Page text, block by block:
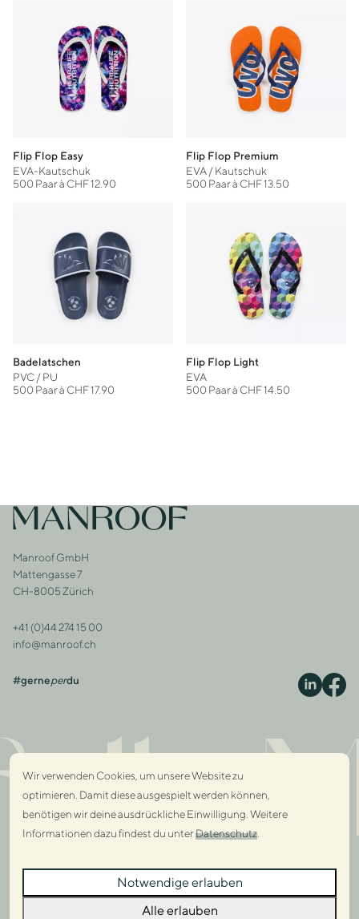
Flip Flop Easy
EVA-Kautschuk
500 Paar à CHF 12.90
Flip Flop Premium
EVA / Kautschuk
500 Paar à CHF 13.50
Badelatschen
PVC / PU
500 Paar à CHF 17.90
Flip Flop Light
EVA
500 Paar à CHF 14.50
Footer
Zur Startseite
Adresse
Manroof GmbH
Mattengasse 7
CH-8005 Zürich
Kontakt
+41 (0)44 274 15 00
info@manroof.ch
#gerneperdu
Wir verwenden Cookies, um unsere Website zu
optimieren. Damit diese ausgespielt werden können,
benötigen wir deine ausdrückliche Einwilligung. Weitere
Informationen dazu findest du unterDatenschutz
Notwendige erlauben
Alle erlauben